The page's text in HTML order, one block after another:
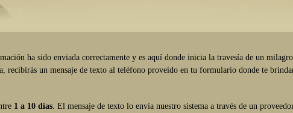
ha sido enviada correctamente y es aquí donde inicia la travesía de un
recibirás un mensaje de texto al teléfono proveído en tu formulario donde te
1 a 10 días. El mensaje de texto lo envía nuestro sistema a través de un